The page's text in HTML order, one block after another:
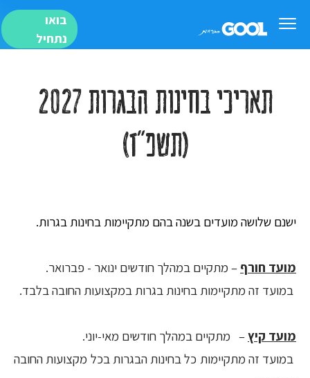
בואו
נתחיל
תאריכי בחינות הבגרות 2027
(תשפ"ז)
ישנם שלושה מועדים בשנה בהם מתקיימות בחינות בגרות.
מועד חורף – מתקיים במהלך חודשים ינואר - פברואר.
במועד זה מתקיימות בחינות בגרות במקצועות החובה בלבד.
מועד קיץ– מתקיים במהלך חודשים מאי-יוני.
במועד זה מתקיימות כל בחינות הבגרות בכל מקצועות החובה